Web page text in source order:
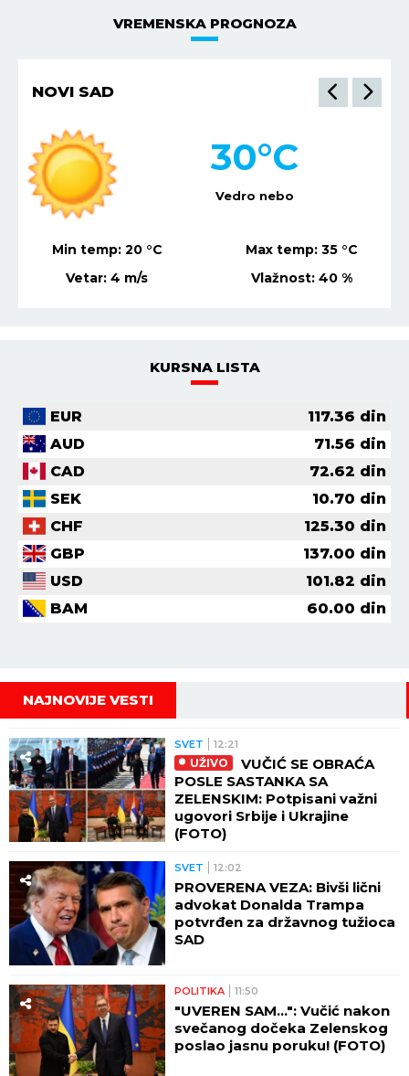
VREMENSKA PROGNOZA
NIŠ
Vedro nebo
34°C
Min temp:22 °C Max temp: 36 °C
Vetar:7 m/s Vlažnost:34 %
KURSNA LISTA
EUR 117.36 din
AUD
71.56 din
CAD
72.62 din
SEK
10.70 din
CHF
125.30 din
GBP
137.00 din
USD
101.82 din
BAM
60.00 din
NAJNOVIJE VESTI
SVET 12:21
UŽIVO
VUČIĆ SE OBRAĆA
POSLE SASTANKA SA
ZELENSKIM: Potpisani važni
ugovori Srbije i Ukrajine
(FOTO)
SVET 12:02
PROVERENA VEZA: Bivši lični
advokat Donalda Trampa
potvrđen za državnog tužioca
SAD
POLITIKA 11:50
"UVEREN SAM...": Vučić nakon
svečanog dočeka Zelenskog
poslao jasnu poruku! (FOTO)